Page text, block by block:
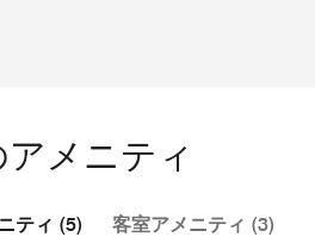
メニティ
ティ (5) 客室アメニティ (3)